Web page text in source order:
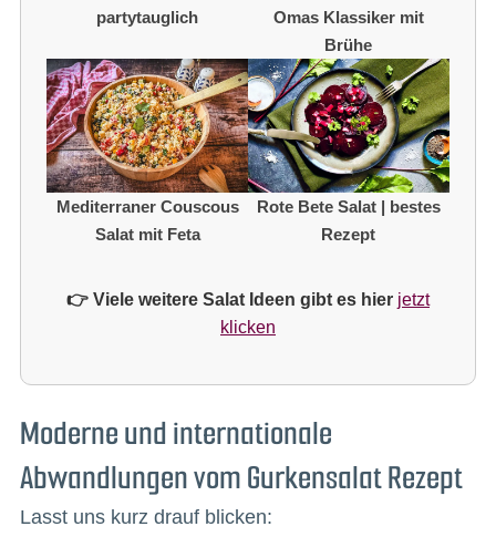
partytauglich
Omas Klassiker mit
Brühe
Mediterraner Couscous
Salat mit Feta
Rote Bete Salat | bestes
Rezept
👉 Viele weitere Salat Ideen gibt es hier jetzt
klicken
Moderne und internationale
Abwandlungen vom Gurkensalat Rezept
Lasst uns kurz drauf blicken: